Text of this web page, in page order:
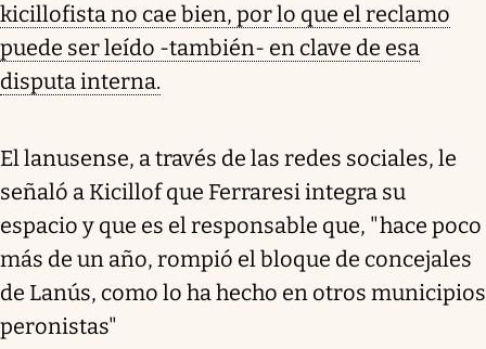
kicillofista no cae bien, por lo que el reclamo
puede ser leído -también- en clave de esa
disputa interna.
El lanusense, a través de las redes sociales, le
señaló a Kicillof que Ferraresi integra su
espacio y que es el responsable que, "hace poco
más de un año, rompió el bloque de concejales
de Lanús, como lo ha hecho en otros municipios
peronistas"